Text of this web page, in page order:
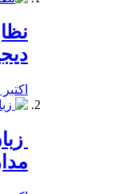
اکتبر 21, 2019